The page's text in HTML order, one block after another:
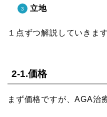
立地
１点ずつ解説していきます
2-1.価格
まず価格ですが、AGA治